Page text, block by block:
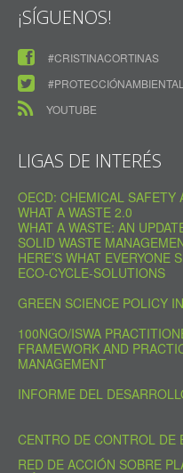
¡SÍGUENOS!
#CRISTINACORTINAS
#PROTECCIÓNAMBIENTAL
YOUTUBE
LIGAS DE INTERÉS
OECD: CHEMICAL SAFETY
WHAT A WASTE 2.0
WHAT A WASTE: AN
SOLID WASTE
HERE’S WHAT EVERYONE
ECO-CYCLE-SOLUTIONS
GREEN SCIENCE POLICY
100NGO/ISWA
FRAMEWORK AND
MANAGEMENT
INFORME DEL
CENTRO DE CONTROL DE
RED DE ACCIÓN SOBRE